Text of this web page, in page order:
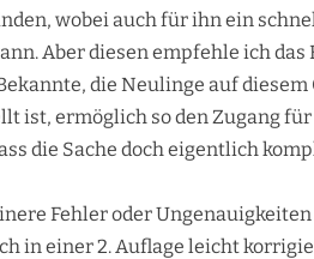
wobei auch für ihn ein
Aber diesen empfehle ich das
die Neulinge auf diesem
ist, ermöglich so den Zugang
die Sache doch eigentlich
Fehler oder
in einer 2. Auflage leicht